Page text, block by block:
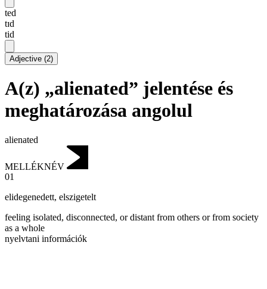
ted
tɪd
tid
Adjective (2)
A(z) „alienated” jelentése és
meghatározása angolul
alienated
MELLÉKNÉV
01
elidegenedett, elszigetelt
feeling isolated, disconnected, or distant from others or from society
as a whole
nyelvtani információk